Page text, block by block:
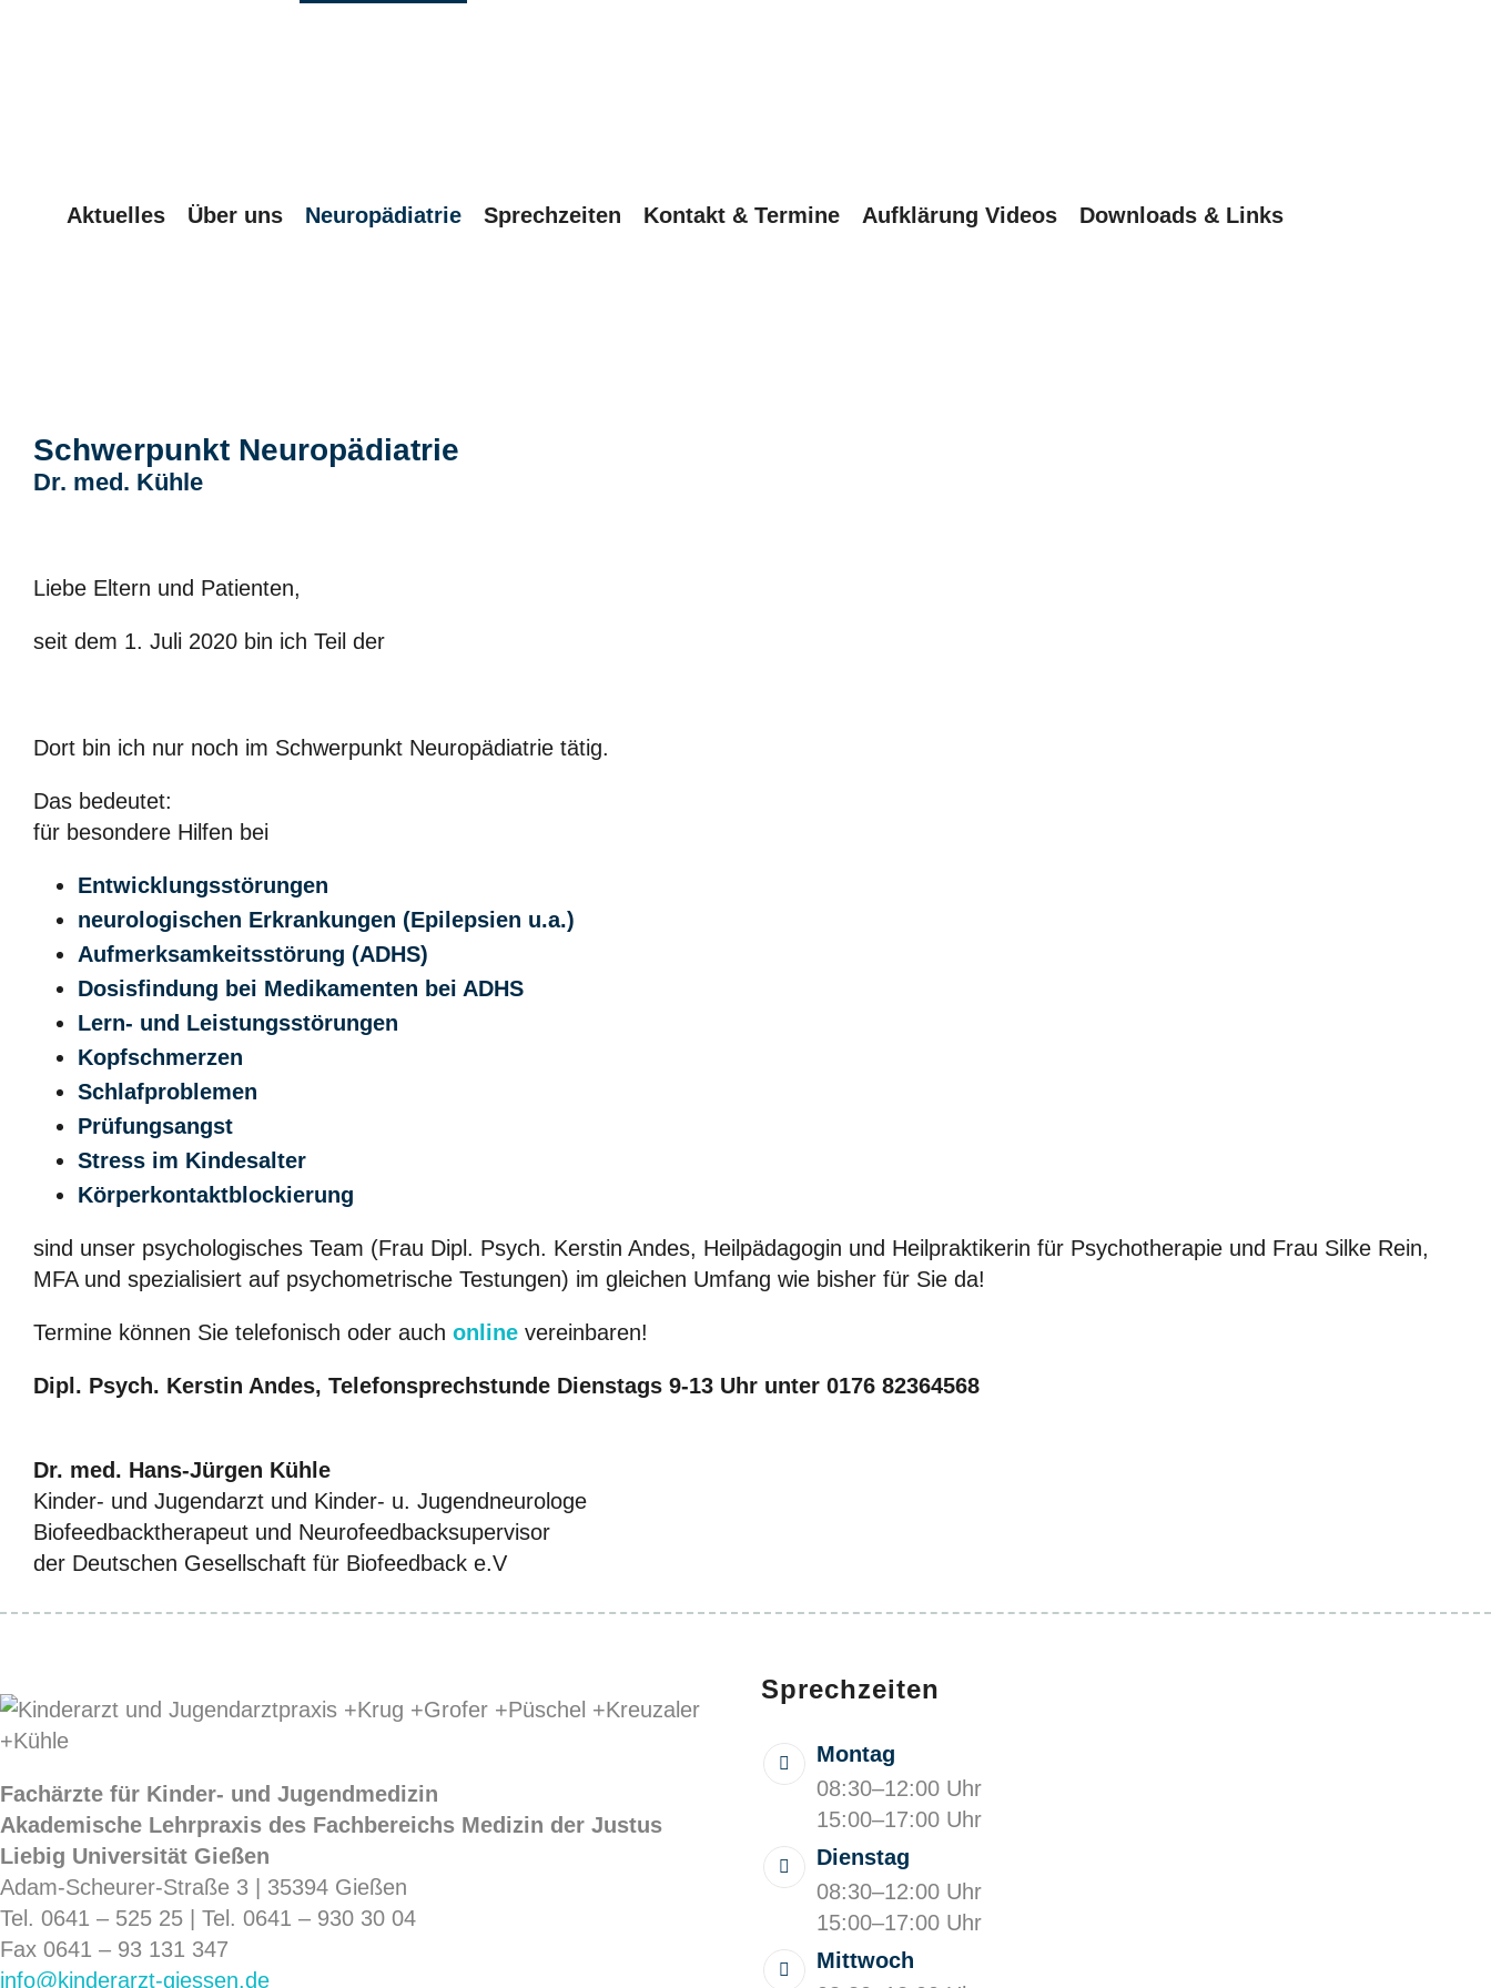
Aktuelles Über uns Neuropädiatrie Sprechzeiten Kontakt & Termine Aufklärung Videos Downloads & Links
Schwerpunkt Neuropädiatrie
Dr. med. Kühle
Liebe Eltern und Patienten,
seit dem 1. Juli 2020 bin ich Teil der
Dort bin ich nur noch im Schwerpunkt Neuropädiatrie tätig.
Das bedeutet:
für besondere Hilfen bei
Entwicklungsstörungen
neurologischen Erkrankungen (Epilepsien u.a.)
Aufmerksamkeitsstörung (ADHS)
Dosisfindung bei Medikamenten bei ADHS
Lern- und Leistungsstörungen
Kopfschmerzen
Schlafproblemen
Prüfungsangst
Stress im Kindesalter
Körperkontaktblockierung
sind unser psychologisches Team (Frau Dipl. Psych. Kerstin Andes, Heilpädagogin und Heilpraktikerin für Psychotherapie und Frau Silke Rein,
MFA und spezialisiert auf psychometrische Testungen) im gleichen Umfang wie bisher für Sie da!
Termine können Sie telefonisch oder auch online vereinbaren!
Dipl. Psych. Kerstin Andes, Telefonsprechstunde Dienstags 9-13 Uhr unter 0176 82364568
Dr. med. Hans-Jürgen Kühle
Kinder- und Jugendarzt und Kinder- u. Jugendneurologe
Biofeedbacktherapeut und Neurofeedbacksupervisor
der Deutschen Gesellschaft für Biofeedback e.V
Fachärzte für Kinder- und Jugendmedizin
Akademische Lehrpraxis des Fachbereichs Medizin der Justus
Liebig Universität Gießen
Adam-Scheurer-Straße 3 | 35394 Gießen
Tel. 0641 – 525 25 | Tel. 0641 – 930 30 04
Fax 0641 – 93 131 347
info@kinderarzt-giessen.de
Sprechzeiten
Montag
08:30–12:00 Uhr
15:00–17:00 Uhr
Dienstag
08:30–12:00 Uhr
15:00–17:00 Uhr
Mittwoch